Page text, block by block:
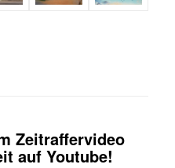
Zeitraffervideo
auf Youtube!